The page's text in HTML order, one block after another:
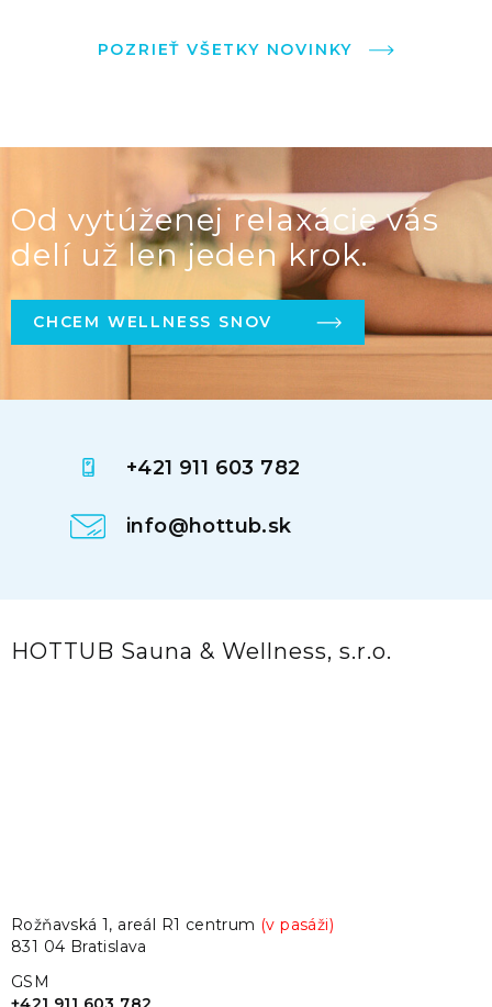
POZRIEŤ VŠETKY NOVINKY
Od vytúženej relaxácie vás
delí už len jeden krok.
CHCEM WELLNESS SNOV
+421 911 603 782
info@hottub.sk
HOTTUB Sauna & Wellness, s.r.o.
Rožňavská 1, areál R1 centrum (v pasáži)
831 04 Bratislava
GSM